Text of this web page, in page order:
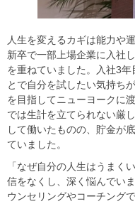
人生を変えるカギは能力や
新卒で一部上場企業に入社
を重ねていました。入社3
とで自分を試したい気持ち
を目指してニューヨークに
では生計を立てられない厳
して働いたものの、貯金が
ていました。​
「なぜ自分の人生はうまく
信をなくし、深く悩んでい
ウンセリングやコーチング